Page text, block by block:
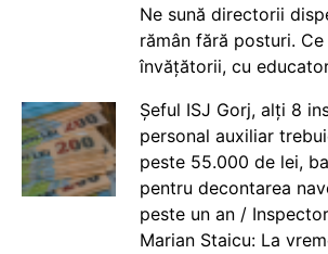
Ne sună directorii
rămân fără posturi.
învățătorii, cu
Șeful ISJ Gorj, alți 8
personal auxiliar
peste 55.000 de lei,
pentru decontarea
peste un an /
Marian Staicu: La